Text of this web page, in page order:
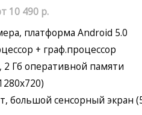
10 490 р.
платформа Android 5.0
+ граф.процессор
Гб оперативной памяти
большой сенсорный экран